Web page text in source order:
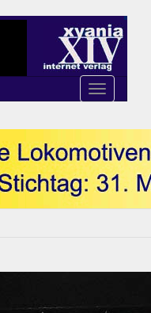
Toggle
navigation